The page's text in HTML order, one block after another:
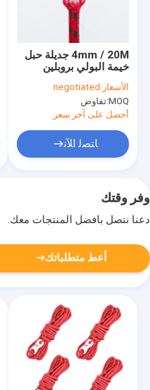
4mm / 20M جديلة حبل
خيمة البولي بروبلين
العاكسة للتخييم
الأسعار: negotiated
MOQ: تفاوض
أحصل على آخر سعر
ﺎﺘﺼﻟ ﺍﻶﻧ
وفر وقتك
دعنا نتصل بأفضل المنتجات معك.
أعط متطلباتك